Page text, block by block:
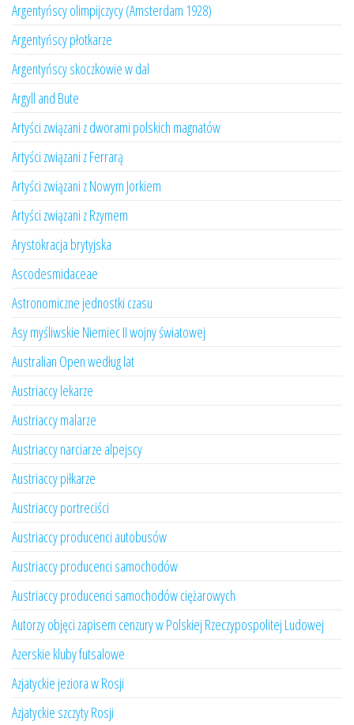
Argentyńscy olimpijczycy (Amsterdam 1928)
Argentyńscy płotkarze
Argentyńscy skoczkowie w dal
Argyll and Bute
Artyści związani z dworami polskich magnatów
Artyści związani z Ferrarą
Artyści związani z Nowym Jorkiem
Artyści związani z Rzymem
Arystokracja brytyjska
Ascodesmidaceae
Astronomiczne jednostki czasu
Asy myśliwskie Niemiec II wojny światowej
Australian Open według lat
Austriaccy lekarze
Austriaccy malarze
Austriaccy narciarze alpejscy
Austriaccy piłkarze
Austriaccy portreciści
Austriaccy producenci autobusów
Austriaccy producenci samochodów
Austriaccy producenci samochodów ciężarowych
Autorzy objęci zapisem cenzury w Polskiej Rzeczypospolitej Ludowej
Azerskie kluby futsalowe
Azjatyckie jeziora w Rosji
Azjatyckie szczyty Rosji